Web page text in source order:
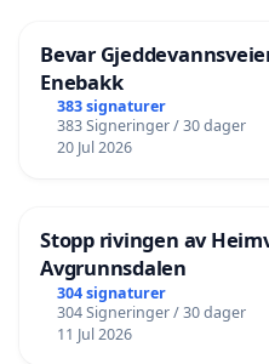
Bevar
Enebakk
383 signaturer
383 Signeringer / 30 dager
20 Jul 2026
Stopp rivingen av
Avgrunnsdalen
304 signaturer
304 Signeringer / 30 dager
11 Jul 2026